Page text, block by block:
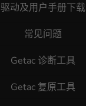
驱动及用户手册下载
常见问题
Getac 诊断工具
Getac 复原工具